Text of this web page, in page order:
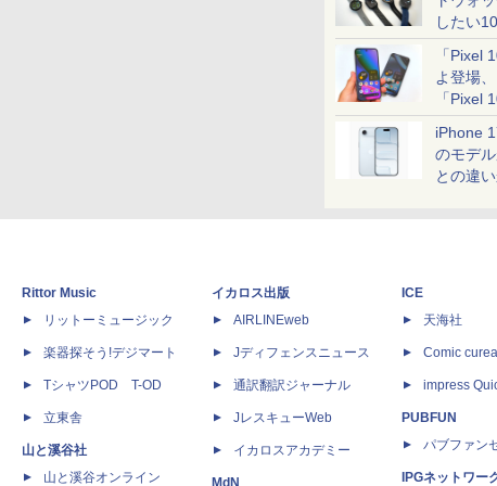
したい
「Pixel
よ登場
「Pixel
iPhone
のモデ
との違
Rittor Music
リットーミュージック
楽器探そう!デジマート
TシャツPOD T-OD
立東舎
山と溪谷社
山と溪谷オンライン
イカロス出版
AIRLINEweb
Jディフェンスニュース
通訳翻訳ジャーナル
JレスキューWeb
イカロスアカデミー
MdN
ICE
天海社
Comic curea
impress
PUBFUN
パブファン
IPGネットワー